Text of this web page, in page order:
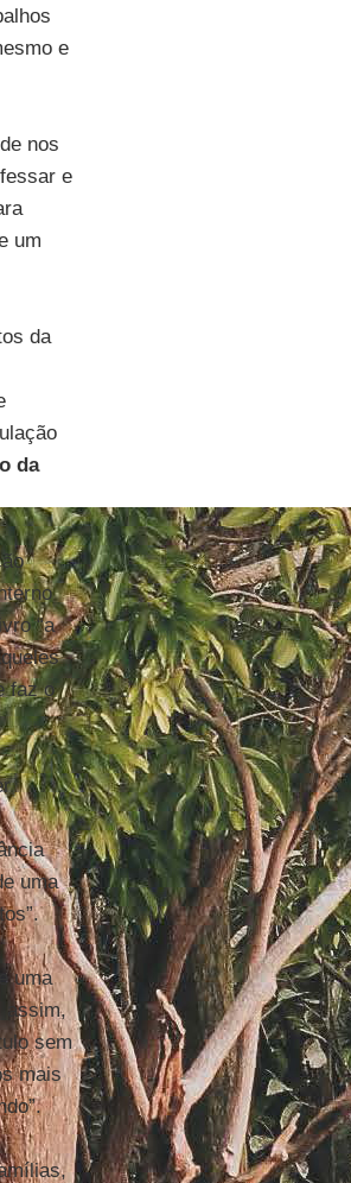
e
nos
e
um
da
da
“a
faz o
uma
uma
assim,
sem
mais